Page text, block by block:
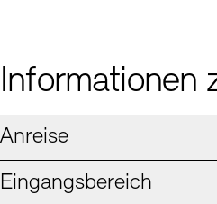
Informationen
Anreise
Eingangsbereich